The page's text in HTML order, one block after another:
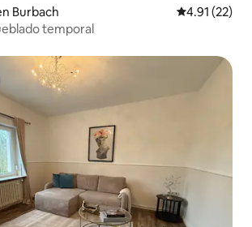
Burbach Calificación
4.91 (22)
temporal